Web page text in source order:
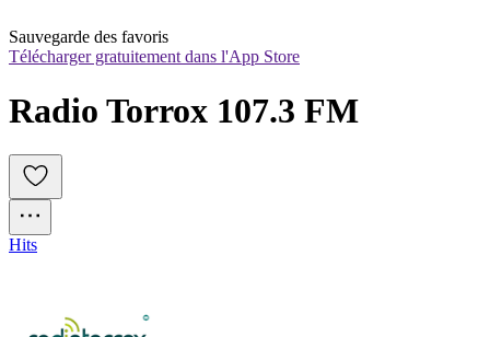
Sauvegarde des favoris
Télécharger gratuitement dans l'App Store
Radio Torrox 107.3 FM
Hits